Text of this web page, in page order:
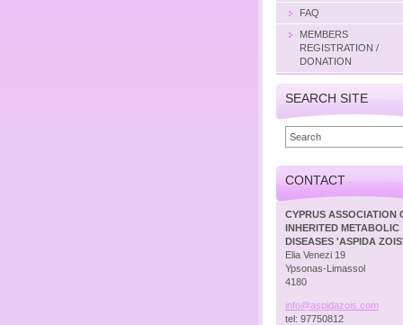
FAQ
MEMBERS
REGISTRATION /
DONATION
SEARCH SITE
CONTACT
CYPRUS ASSOCIATION
INHERITED METABOLIC
DISEASES 'ASPIDA ZOIS'
Elia Venezi 19
Ypsonas-Limassol
4180
info@aspidazois. com
tel: 97750812